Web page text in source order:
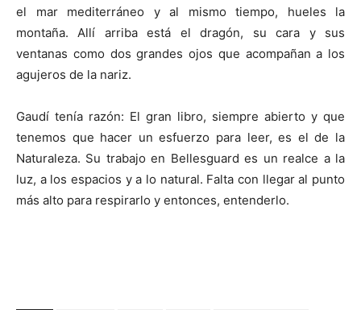
el mar mediterráneo y al mismo tiempo, hueles la
montaña. Allí arriba está el dragón, su cara y sus
ventanas como dos grandes ojos que acompañan a los
agujeros de la nariz.
Gaudí tenía razón: El gran libro, siempre abierto y que
tenemos que hacer un esfuerzo para leer, es el de la
Naturaleza. Su trabajo en Bellesguard es un realce a la
luz, a los espacios y a lo natural. Falta con llegar al punto
más alto para respirarlo y entonces, entenderlo.